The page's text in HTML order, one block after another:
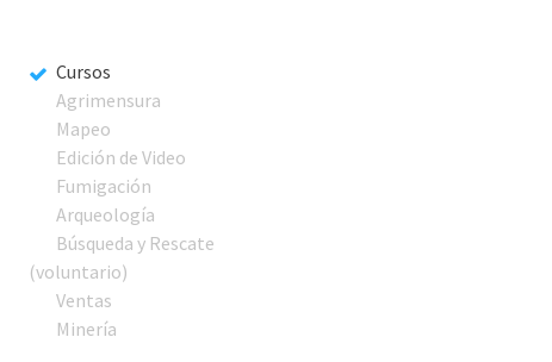
Cursos
Agrimensura
Mapeo
Edición de Video
Fumigación
Arqueología
Búsqueda y Rescate
(voluntario)
Ventas
Minería